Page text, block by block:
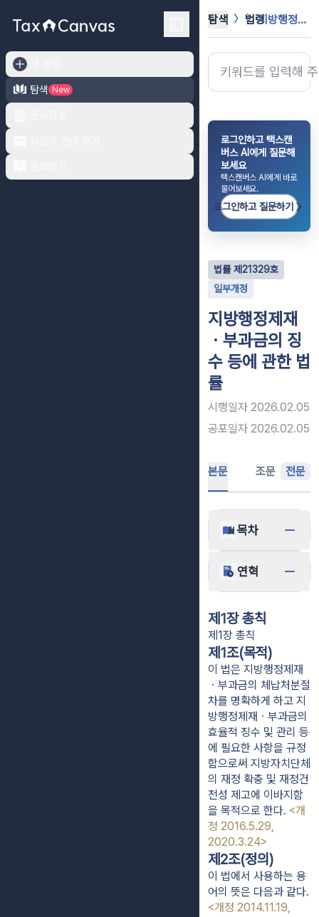
탐색
New
탐색 법령 지방행정제재ㆍ부과금의 징수 등에 관한...
로그인하고 택스캔
버스 AI에게 질문해
보세요
택스캔버스 AI에게 바로
물어보세요.
로그인하고 질문하기
법률제 21329호
일부개정
지방행정제재
ㆍ부과금의 징
수 등에 관한 법
률
시행일자 2026.02.05
공포일자 2026.02.05
본문 조문 전문
목차
연혁
제1장 총칙
제1장 총칙
제1조(목적)
이 법은 지방행정제재
ㆍ부과금의 체납처분절
차를 명확하게 하고 지
방행정제재ㆍ부과금의
효율적 징수 및 관리 등
에 필요한 사항을 규정
함으로써 지방자치단체
의 재정 확충 및 재정건
전성 제고에 이바지함
을 목적으로 한다. <개
정 2016.5.29,
2020.3.24>
제2조(정의)
이 법에서 사용하는 용
어의 뜻은 다음과 같다.
<개정 2014.11.19,